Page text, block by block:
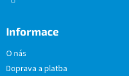
Informace
O nás
Doprava a platba